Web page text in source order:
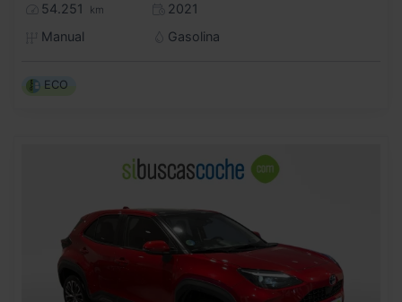
54.251 km
2021
Manual
Gasolina
ECO